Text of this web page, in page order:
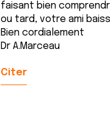
faisant bien
ou tard, votre ami
Bien cordialement
Dr A.Marceau
Citer